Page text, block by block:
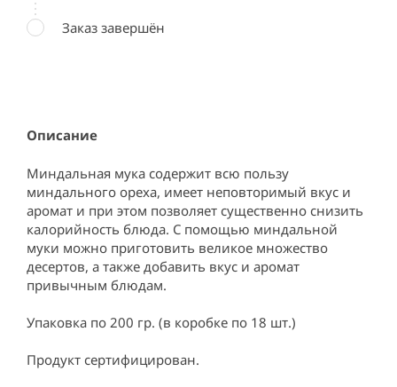
Описание
Миндальная мука содержит всю пользу
миндального ореха, имеет неповторимый вкус и
аромат и при этом позволяет существенно снизить
калорийность блюда. С помощью миндальной
муки можно приготовить великое множество
десертов, а также добавить вкус и аромат
привычным блюдам.
Упаковка по 200 гр. (в коробке по 18 шт.)
Продукт сертифицирован.
Заказ завершён